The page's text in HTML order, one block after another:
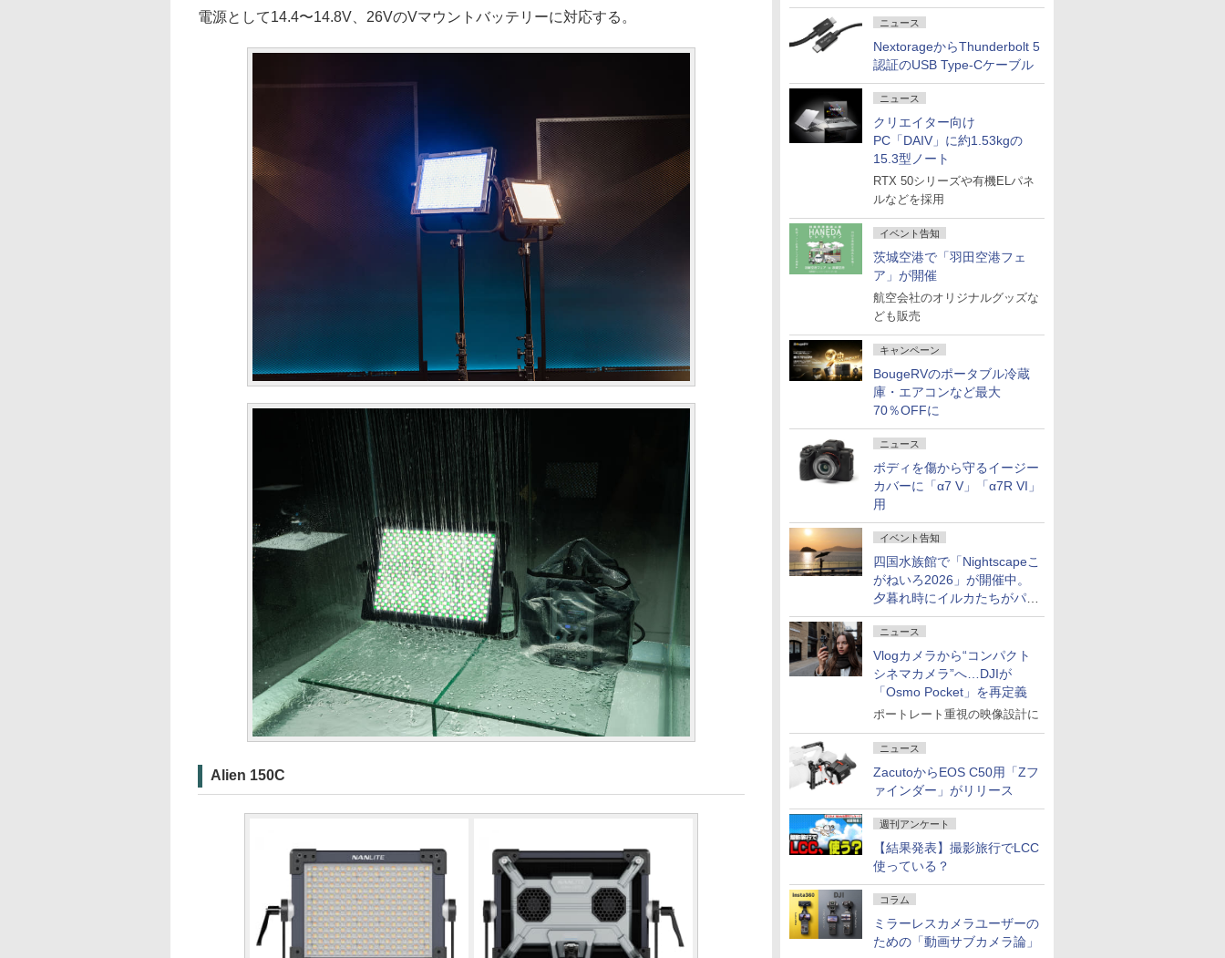
ニュース
NextorageからThunderbolt 5
認証のUSB Type-Cケーブル
ニュース
クリエイター向け
PC「DAIV」に約1.53kgの
15.3型ノート
RTX 50シリーズや有機ELパネ
ルなどを採用
イベント告知
茨城空港で「羽田空港フェ
ア」が開催
航空会社のオリジナルグッズな
ども販売
キャンペーン
BougeRVのポータブル冷蔵
庫・エアコンなど最大
70％OFFに
ニュース
ボディを傷から守るイージー
カバーに「α7 V」「α7R VI」
用
イベント告知
四国水族館で「Nightscapeこ
がねいろ2026」が開催中。
夕暮れ時にイルカたちがパフ
ォーマンスを繰り広げる
ニュース
Vlogカメラから“コンパクト
シネマカメラ”へ…DJIが
「Osmo Pocket」を再定義
ポートレート重視の映像設計に
ニュース
ZacutoからEOS C50用「Zフ
ァインダー」がリリース
週刊アンケート
【結果発表】撮影旅行でLCC
使っている？
コラム
ミラーレスカメラユーザーの
ための「動画サブカメラ論」
電源として14.4〜14.8V、26VのVマウントバッテリーに対応する。
Alien 150C